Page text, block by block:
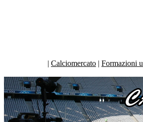
| Calciomercato | Formazioni